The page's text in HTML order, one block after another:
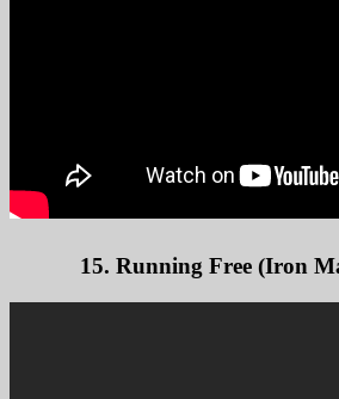
15. Running Free (Iron